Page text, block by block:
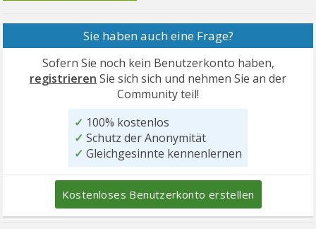
Sie haben auch eine Frage?
Sofern Sie noch kein Benutzerkonto haben,
registrieren Sie sich sich und nehmen Sie an der
Community teil!
✓ 100% kostenlos
✓ Schutz der Anonymität
✓ Gleichgesinnte kennenlernen
Kostenloses Benutzerkonto erstellen